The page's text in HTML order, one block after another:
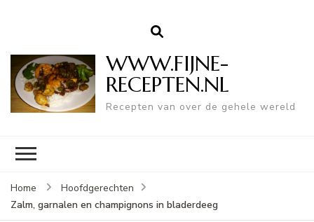
WWW.FIJNE-
RECEPTEN.NL
Recepten van over de gehele wereld
Home
Hoofdgerechten
Zalm, garnalen en champignons in bladerdeeg